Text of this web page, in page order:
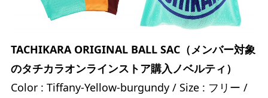
TACHIKARA ORIGINAL BALL SAC（メンバー対象
のタチカラオンラインストア購入ノベルティ）
Color : Tiffany-Yellow-burgundy / Size : フリー /